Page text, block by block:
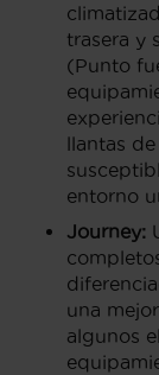
trasera y
(Punto
llantas
entorno
Journey:
una
algunos